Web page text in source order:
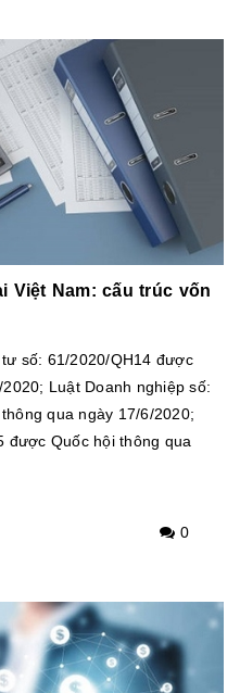
Việt Nam: cấu trúc vốn
số: 61/2020/QH14 được
Luật Doanh nghiệp số:
qua ngày 17/6/2020;
được Quốc hội thông qua
0